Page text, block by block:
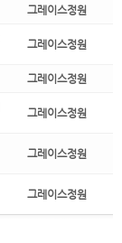
그레이스정원
그레이스정원
그레이스정원
그레이스정원
그레이스정원
그레이스정원